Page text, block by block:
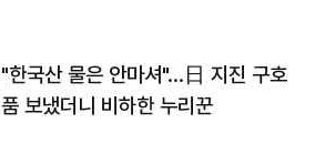
"한국산 물은 안마셔"…日 지진 구호
품 보냈더니 비하한 누리꾼